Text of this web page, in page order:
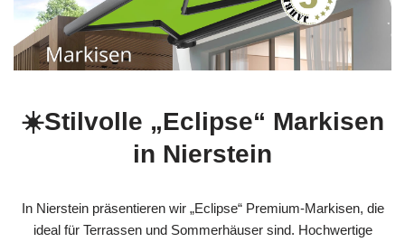
☀️Stilvolle „Eclipse“ Markisen
in Nierstein
In Nierstein präsentieren wir „Eclipse“ Premium-Markisen, die
ideal für Terrassen und Sommerhäuser sind. Hochwertige